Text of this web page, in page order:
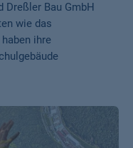
Dreßler Bau GmbH
wie das
haben ihre